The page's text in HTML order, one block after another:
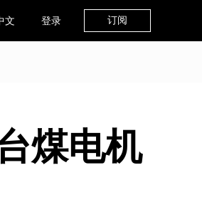
文 登录 订阅
煤电机